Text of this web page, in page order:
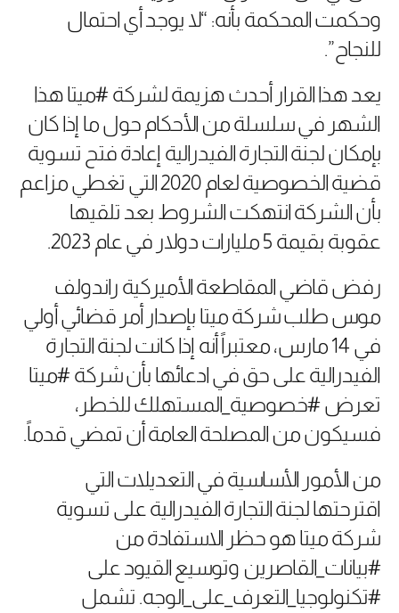
وحكمت المحكمة بأنه: “لا يوجد أي احتمال
للنجاح”.
يعد هذا القرار أحدث هزيمة لشركة #ميتا هذا
الشهر في سلسلة من الأحكام حول ما إذا كان
بإمكان لجنة التجارة الفيدرالية إعادة فتح تسوية
قضية الخصوصية لعام 2020 التي تغطي مزاعم
بأن الشركة انتهكت الشروط بعد تلقيها
عقوبة بقيمة 5 مليارات دولار في عام 2023.
رفض قاضي المقاطعة الأميركية راندولف
موس طلب شركة ميتا بإصدار أمر قضائي أولي
في 14 مارس، معتبراً أنه إذا كانت لجنة التجارة
الفيدرالية على حق في ادعائها بأن شركة #ميتا
تعرض #خصوصية_المستهلك للخطر،
فسيكون من المصلحة العامة أن تمضي قدماً.
من الأمور الأساسية في التعديلات التي
اقترحتها لجنة التجارة الفيدرالية على تسوية
شركة ميتا هو حظر الاستفادة من
#بيانات_القاصرين وتوسيع القيود على
#تكنولوجيا_التعرف_على_الوجه. تشمل